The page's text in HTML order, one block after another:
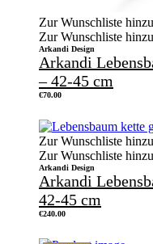
Zur Wunschliste
Zur Wunschliste
Arkandi Design
Arkandi
– 42-45 cm
€70.00
Zur Wunschliste
Zur Wunschliste
Arkandi Design
Arkandi
42-45 cm
€240.00